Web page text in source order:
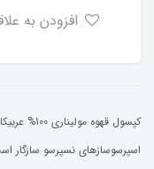
اسپرسوسازهای نسپرسو